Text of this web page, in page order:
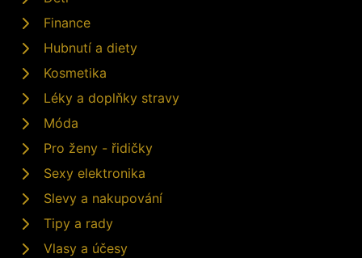
Finance
Hubnutí a diety
Kosmetika
Léky a doplňky stravy
Móda
Pro ženy - řidičky
Sexy elektronika
Slevy a nakupování
Tipy a rady
Vlasy a účesy